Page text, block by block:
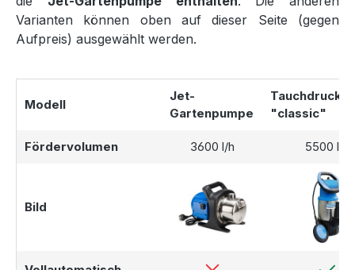
Die Smart 12000 Liter Regenwasseranlage ist bei uns
einfach und bequem bestellbar. Nutzen Sie flexible
oder Kauf auf Rechnung. Der Versand ist für Sie kostenlos,
und unser Kundenservice steht Ihnen bei Fragen jederzeit
telefonisch oder per E-Mail zur Verfügung.
Varianten können oben auf dieser Seite (gegen
Aufpreis) ausgewählt werden.
Modell
Jet-
Gartenpumpe
"classic"
Fördervolumen 3600 l/h 5500 l/h
Bild